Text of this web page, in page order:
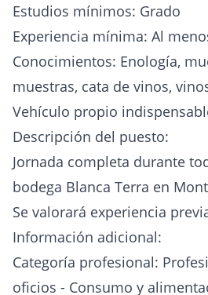
Estudios mínimos: Grado
Experiencia mínima: Al
Conocimientos: Enología,
muestras, cata de vinos,
Vehículo propio
Descripción del puesto:
Jornada completa durante
bodega Blanca Terra en
Se valorará experiencia
Información adicional:
Categoría profesional:
oficios - Consumo y